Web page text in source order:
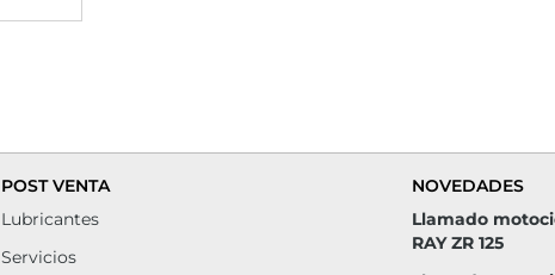
POST VENTA
Lubricantes
Servicios
NOVEDADES
Llamado
RAY ZR 125